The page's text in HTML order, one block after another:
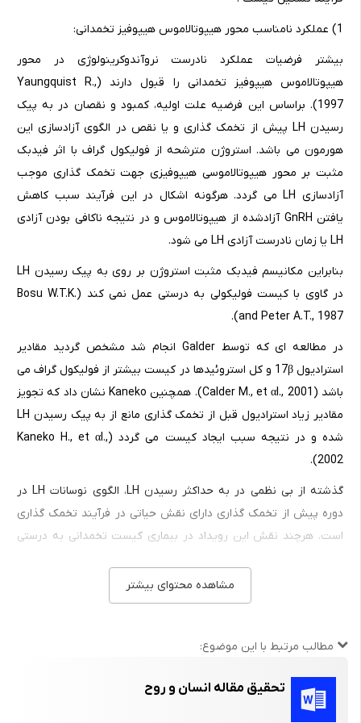
1) عملکرد نامناسب محور هیپوتالاموس هیپوفیز تخمدانی:
بیشتر فرضیات عملکرد نادرست نروآندوکرینولوژی در محور
هیپوتالاموس هیپوفیز تخمدانی را قبول دارند (Yaungquist R.,
1997). براساس این فرضیه علت اولیه، کمبود و نقصان در به پیک
رسیدن LH پیش از تخمک گذاری و یا نقص در الگوی آزادسازی این
هورمون می باشد. استروژن مترشحه از فولیکول گراف با اثر فیدبک
مثبت بر محور هیپوتالاموسی هیپوفیزی جهت تخمک گذاری موجب
آزادسازی LH می گردد. هرگونه اشکال در این فرآیند سبب کاهش
یافتن GnRH آزادشده از هیپوتالاموس و در نتیجه ناکافی بودن آزادی
LH یا زمان نادرست آزادی LH می شود.
بنابراین مکانیسم فیدبک مثبت استروژن بر روی به پیک رسیدن LH
در گاوی با کیست فولیکولی به درستی عمل نمی کند (Bosu W.T.K.
and Peter A.T., 1987).
در مطالعه ای که توسط Galder انجام شد مشخص گردید مقادیر
استرادیول 17β و کل استروئیدها در کیست بیشتر از فولیکول گراف می
باشد (Calder M., et αl., 2001). همچنین Kaneko نشان داد که تجویز
مقادیر زیاد استرادیول قبل از تخمک گذاری مانع از به پیک رسیدن LH
شده و در نتیجه سبب ایجاد کیست می گردد (Kaneko H., et αl.,
2002).
گذشته از بی نظمی در به حداکثر رسیدن LH، الگوی نوسانات LH در
دوره پیش از تخمک گذاری دارای نقش حیاتی در فرآیند تخمک گذاری
است. هرچند نقش این رویداد در بیماری کیست تخمدانی به درستی
کاهش پالسهای LH در عدم تخمک گذاری مشخص گردیده است
(Dobson H., et αl., 2000). از طرفی نشان داده شد فاصله بین موج
فحلی نرمال می باشد (Garverick H., et αl., 1997).
بررسی ایمینوسیتوشیمی هیپوفیز در گاوهای دارای کیست فولیکولر از
مشاهده محتوای بیشتر
مطالب مرتبط با این موضوع:
تحقیق مقاله انسان و روح